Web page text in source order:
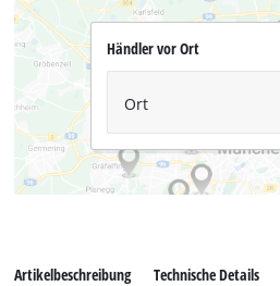
Händler vor Ort
Ort
Artikelbeschreibung Technische Details